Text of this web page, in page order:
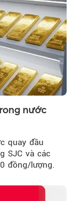
nước
quay đầu
SJC và các
đồng/lượng.